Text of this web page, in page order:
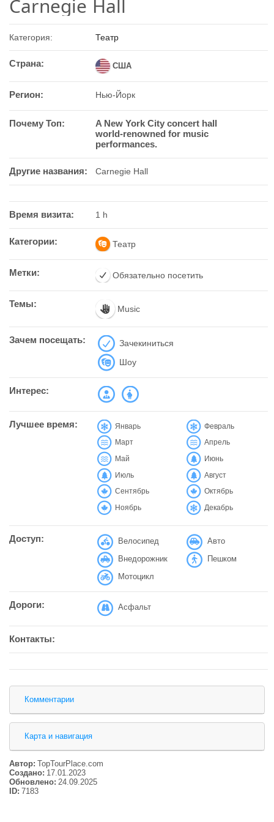
Carnegie Hall
Категория: Театр
Страна: США
Регион: Нью-Йорк
Почему Топ:
A New York City concert hall
world‑renowned for music
performances.
Другие названия: Carnegie Hall
Время визита: 1 h
Категории: Театр
Метки: Обязательно посетить
Темы: Music
Зачем посещать:
Зачекиниться
Шоу
Интерес:
Лучшее время: Январь Февраль
Март Апрель
Май Июнь
Июль Август
Сентябрь Октябрь
Ноябрь Декабрь
Доступ: Велосипед
Авто
Внедорожник
Пешком
Мотоцикл
Дороги: Асфальт
Контакты:
Комментарии
Карта и навигация
Автор: TopTourPlace.com
Создано: 17.01.2023
Обновлено: 24.09.2025
ID: 7183